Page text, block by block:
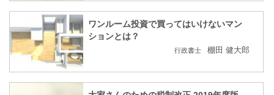
ワンルーム投資で買ってはいけないマン
ションとは？
行政書士 棚田 健大郎